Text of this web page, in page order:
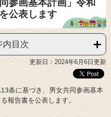
参画基本計画」令和
公表します
内目次
更新日：2024年6月6日更新
条に基づき、男女共同参画基本
報告書を公表します。